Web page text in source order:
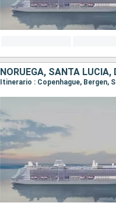
NORUEGA, SANTA LUCIA,
Itinerario : Copenhague, Bergen,